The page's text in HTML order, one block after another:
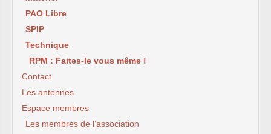
PAO Libre
SPIP
Technique
RPM : Faites-le vous même !
Contact
Les antennes
Espace membres
Les membres de l’association